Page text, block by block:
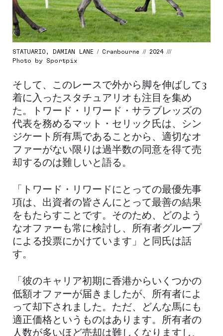
STATUARIO, DAMIAN LANE / Cranbourne // 2024 ///
Photo by Sportpix
そして、このレースで外から脚を伸ばして3
着に入ったスタチュアリオも注目を集め
た。トワード・リワード・サラブレッズの
代表を務めるマット・セリック氏は、シン
ジケート所有馬であることから、適切なオ
ファーがない限りは過半数の同意を得て売
却するのは難しいと語る。
「トワード・リワードにとっての最優先事
項は、出資者の皆さんにとって最善の結果
をもたらすことです。そのため、どのよう
なオファーも常に検討し、所有者グループ
による投票にかけています」と同氏は話
す。
「彼のキャリア初期に香港からいくつかの
低額オファーが届きましたが、所有者によ
って却下されました。ただ、どんな馬にも
適正価格というものはあります。所有者の
人数が多いほど売却は難しくなりますし、